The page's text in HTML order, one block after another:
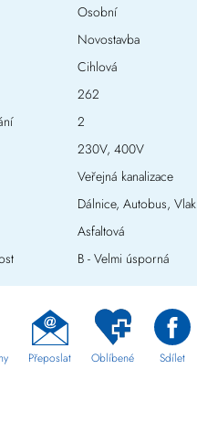
Osobní
Novostavba
Cihlová
262
2
230V, 400V
Veřejná kanalizace
Dálnice, Autobus, Vlak
Asfaltová
B - Velmi úsporná
Přeposlat Oblíbené Sdílet